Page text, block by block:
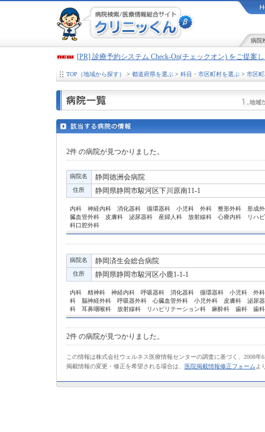
病院
[PR] 診療予約システム Check-On(チェックオン) をご提案
TOP（地域から探す） > 都道府県を選ぶ> 科目・市区町村を選ぶ> 市区
2件の病院が見つかりました。
病院名 静岡徳洲会病院
住所 静岡県静岡市駿河区下川原南11-1
内科 神経内科 消化器科 循環器科 小児科 外科 整形外科 形成
臓血管外科 皮膚科 泌尿器科 産婦人科 放射線科 心療内科 リハビ
科口腔外科
病院名 静岡済生会総合病院
住所 静岡県静岡市駿河区小鹿1-1-1
内科 精神科 神経内科 呼吸器科 消化器科 循環器科 小児科 外
科 脳神経外科 呼吸器外科 心臓血管外科 小児外科 皮膚科 泌尿
科 耳鼻咽喉科 放射線科 リハビリテーション科 麻酔科 歯科 歯科
2件の病院が見つかりました。
この情報は株式会社ウェルネス医療情報センターの調査に基づく、2008年
掲載情報の変更・修正を希望される場合は、
医院掲載情報修正フォーム よ